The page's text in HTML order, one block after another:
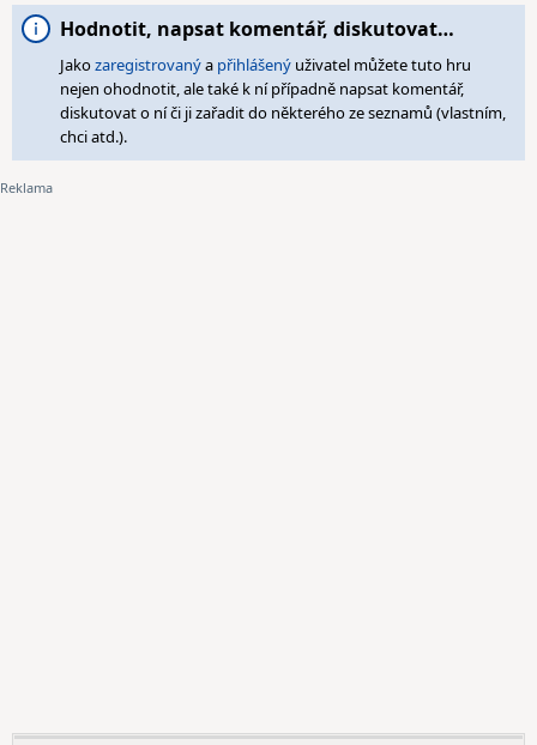
Hodnotit, napsat komentář, diskutovat…
Jakozaregistrovanýa přihlášený uživatel můžete tuto hru
nejen ohodnotit, ale také k ní případně napsat komentář,
diskutovat o ní či ji zařadit do některého ze seznamů (vlastním,
chci atd.).